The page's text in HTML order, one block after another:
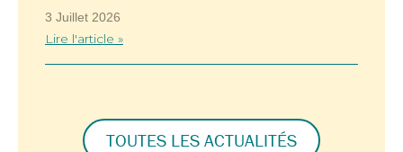
3 Juillet 2026
Lire l'article »
TOUTES LES ACTUALITÉS